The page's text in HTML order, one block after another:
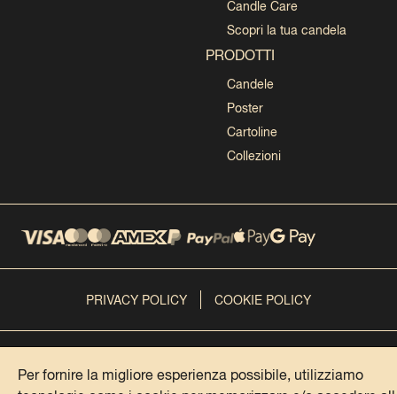
Per fornire la migliore esperienza possibile, utilizziamo
Candle Care
Scopri la tua candela
PRODOTTI
Candele
Poster
Cartoline
Collezioni
PRIVACY POLICY COOKIE POLICY